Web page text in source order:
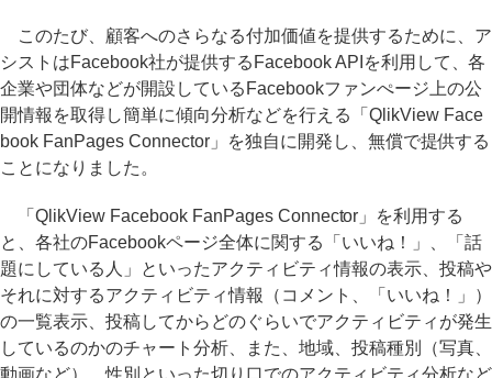
このたび、顧客へのさらなる付加価値を提供するために、ア
シストはFacebook社が提供するFacebook APIを利用して、各
企業や団体などが開設しているFacebookファンぺージ上の公
開情報を取得し簡単に傾向分析などを行える「QlikView Face
book FanPages Connector」を独自に開発し、無償で提供する
ことになりました。
「QlikView Facebook FanPages Connector」を利用する
と、各社のFacebookページ全体に関する「いいね！」、「話
題にしている人」といったアクティビティ情報の表示、投稿や
それに対するアクティビティ情報（コメント、「いいね！」）
の一覧表示、投稿してからどのぐらいでアクティビティが発生
しているのかのチャート分析、また、地域、投稿種別（写真、
動画など）、性別といった切り口でのアクティビティ分析など